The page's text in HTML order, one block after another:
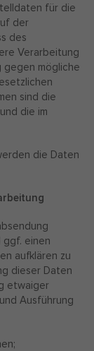
für die
der
des
Verarbeitung
gegen mögliche
sind die
die im
die Daten
ggf. einen
aufklären zu
dieser Daten
etwaiger
Ausführung